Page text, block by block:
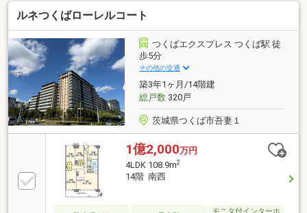
◎二重天井のため音の心配を軽減（床コンクリート厚
200mm以上）◎アウトポール設計のため室内すっきり
空間◎ディスポーザー・食洗機・温水式床暖房・ガス
温水浴室暖房乾燥機・エコジョーズ・エアコン4台等
設備充実◎ＷＩＣＬ・リネン庫・ストレージ・カップ
ボード等収納豊富◎来客用駐車場有り◎サウナ・ゲス
トルーム・パーティールーム・ランドリールーム・レ
ンタルサイクル・カーシェア等共用施設充実
ルネつくばローレルコート
つくばエクスプレス つくば駅 徒
歩5分
その他の交通
築3年1ヶ月/14階建
総戸数320戸
茨城県つくば市吾妻１
1億2,000万円
4LDK 108.9m2
14階 南西